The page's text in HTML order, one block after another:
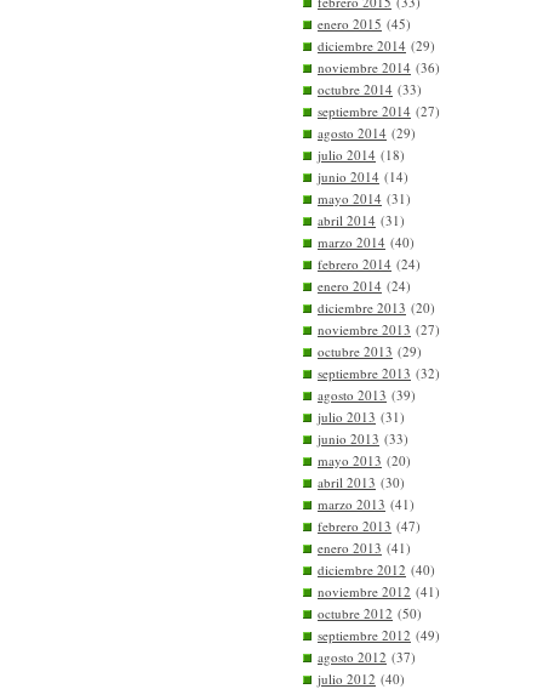
enero 2015 (45)
diciembre 2014 (29)
noviembre 2014 (36)
octubre 2014 (33)
septiembre 2014 (27)
agosto 2014 (29)
julio 2014 (18)
junio 2014 (14)
mayo 2014 (31)
abril 2014 (31)
marzo 2014 (40)
febrero 2014 (24)
enero 2014 (24)
diciembre 2013 (20)
noviembre 2013 (27)
octubre 2013 (29)
septiembre 2013 (32)
agosto 2013 (39)
julio 2013 (31)
junio 2013 (33)
mayo 2013 (20)
abril 2013 (30)
marzo 2013 (41)
febrero 2013 (47)
enero 2013 (41)
diciembre 2012 (40)
noviembre 2012 (41)
octubre 2012 (50)
septiembre 2012 (49)
agosto 2012 (37)
julio 2012 (40)